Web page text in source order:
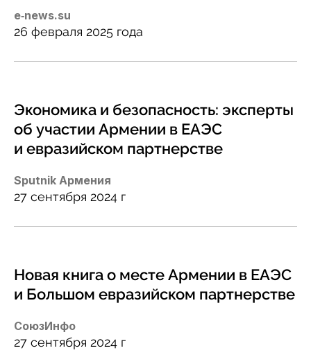
e‑news.su
26 февраля 2025 года
Экономика и безопасность: эксперты
об участии Армении в ЕАЭС
и евразийском партнерстве
Sputnik Армения
27 сентября 2024 г
Новая книга о месте Армении в ЕАЭС
и Большом евразийском партнерстве
СоюзИнфо
27 сентября 2024 г